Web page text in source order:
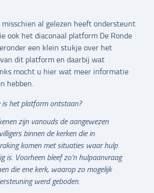
misschien al gelezen heeft ondersteunt
ook het diaconaal platform De Ronde
een klein stukje over het
dit platform en daarbij wat
mocht u hier wat meer informatie
hebben.
is het platform ontstaan?
zijn vanouds de aangewezen
binnen de kerken die in
komen met situaties waar hulp
is. Voorheen bleef zo’n hulpaanvraag
die ene kerk, waarop zo mogelijk
werd geboden.